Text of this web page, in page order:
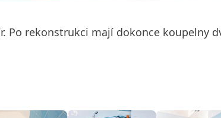
Po rekonstrukci mají dokonce koupelny